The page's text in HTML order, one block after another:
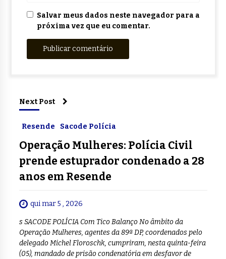
Salvar meus dados neste navegador para a
próxima vez que eu comentar.
Next Post
Resende Sacode Polícia
Operação Mulheres: Polícia Civil
prende estuprador condenado a 28
anos em Resende
qui mar 5 , 2026
s SACODE POLÍCIA Com Tico Balanço No âmbito da
Operação Mulheres, agentes da 89ª DP, coordenados pelo
delegado Michel Floroschk, cumpriram, nesta quinta-feira
(05), mandado de prisão condenatória em desfavor de